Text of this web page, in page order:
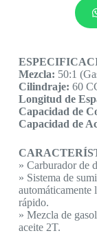
Mezcla: 50:1
Cilindraje: 60
Longitud de
Capacidad de
Capacidad de
» Carburador de
» Sistema de
automáticamente
rápido.
» Mezcla de
aceite 2T.